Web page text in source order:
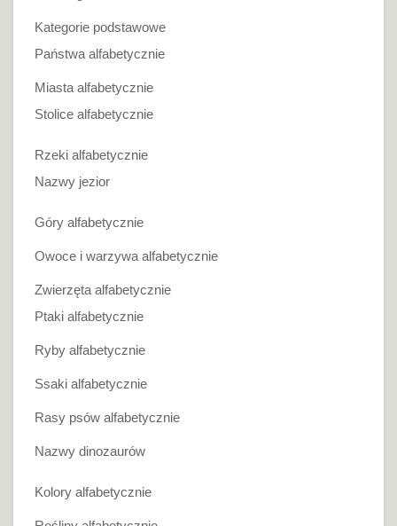
Kategorie podstawowe
Państwa alfabetycznie
Miasta alfabetycznie
Stolice alfabetycznie
Rzeki alfabetycznie
Nazwy jezior
Góry alfabetycznie
Owoce i warzywa alfabetycznie
Zwierzęta alfabetycznie
Ptaki alfabetycznie
Ryby alfabetycznie
Ssaki alfabetycznie
Rasy psów alfabetycznie
Nazwy dinozaurów
Kolory alfabetycznie